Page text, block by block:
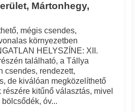
Mártonhegy,
mégis csendes,
környezetben
HELYSZÍNE: XII.
található, a Tállya
csendes, rendezett,
de kiválóan megközelíthető
kitűnő választás, mivel
óv...